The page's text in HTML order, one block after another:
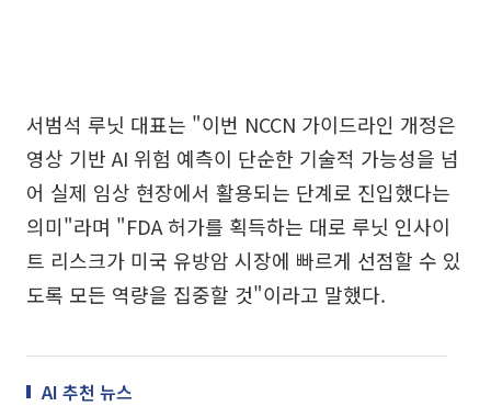
서범석 루닛 대표는 "이번 NCCN 가이드라인 개정은
영상 기반 AI 위험 예측이 단순한 기술적 가능성을 넘
어 실제 임상 현장에서 활용되는 단계로 진입했다는
의미"라며 "FDA 허가를 획득하는 대로 루닛 인사이
트 리스크가 미국 유방암 시장에 빠르게 선점할 수 있
도록 모든 역량을 집중할 것"이라고 말했다.
AI 추천 뉴스